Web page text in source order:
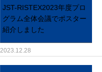
JST-RISTEX2023年度プロ
グラム全体会議でポスター
紹介しました
2023.12.28